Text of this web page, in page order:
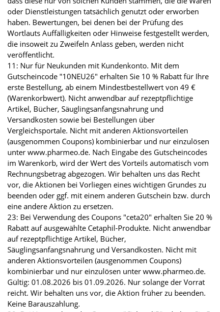
oder Dienstleistungen tatsächlich genutzt oder erworben
haben. Bewertungen, bei denen bei der Prüfung des
Wortlauts Auffälligkeiten oder Hinweise festgestellt werden,
die insoweit zu Zweifeln Anlass geben, werden nicht
veröffentlicht.
11: Nur für Neukunden mit Kundenkonto. Mit dem
Gutscheincode "10NEU26" erhalten Sie 10 % Rabatt für Ihre
erste Bestellung, ab einem Mindestbestellwert von 49 €
(Warenkorbwert). Nicht anwendbar auf rezeptpflichtige
Artikel, Bücher, Säuglingsanfangsnahrung und
Versandkosten sowie bei Bestellungen über
Vergleichsportale. Nicht mit anderen Aktionsvorteilen
(ausgenommen Coupons) kombinierbar und nur einzulösen
unter www.pharmeo.de. Nach Eingabe des Gutscheincodes
im Warenkorb, wird der Wert des Vorteils automatisch vom
Rechnungsbetrag abgezogen. Wir behalten uns das Recht
vor, die Aktionen bei Vorliegen eines wichtigen Grundes zu
beenden oder ggf. mit einem anderen Gutschein bzw. durch
eine andere Aktion zu ersetzen.
23: Bei Verwendung des Coupons "ceta20" erhalten Sie 20 %
Rabatt auf ausgewählte Cetaphil-Produkte. Nicht anwendbar
auf rezeptpflichtige Artikel, Bücher,
Säuglingsanfangsnahrung und Versandkosten. Nicht mit
anderen Aktionsvorteilen (ausgenommen Coupons)
kombinierbar und nur einzulösen unter www.pharmeo.de.
Gültig: 01.08.2026 bis 01.09.2026. Nur solange der Vorrat
reicht. Wir behalten uns vor, die Aktion früher zu beenden.
Keine Barauszahlung.